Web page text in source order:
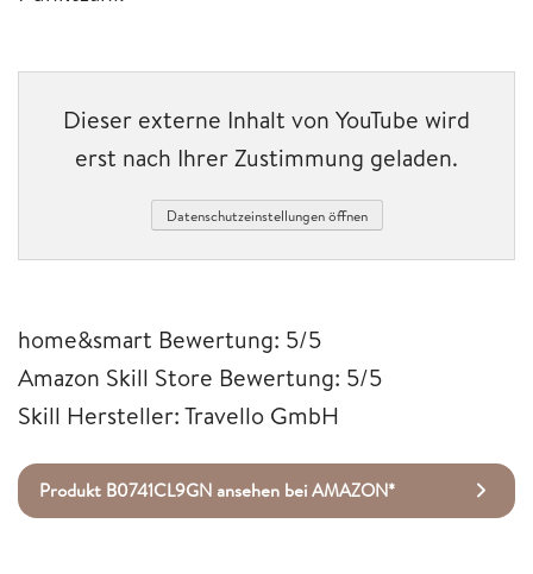
Dieser externe Inhalt von YouTube wird
erst nach Ihrer Zustimmung geladen.
Datenschutzeinstellungen öffnen
home&smart Bewertung: 5/5
Amazon Skill Store Bewertung: 5/5
Skill Hersteller: Travello GmbH
Produkt B0741CL9GN ansehen bei AMAZON*